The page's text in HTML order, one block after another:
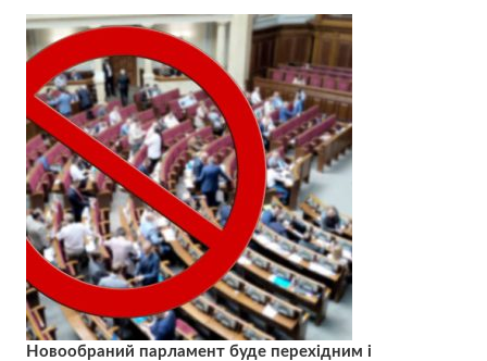
Новообраний парламент буде перехідним і